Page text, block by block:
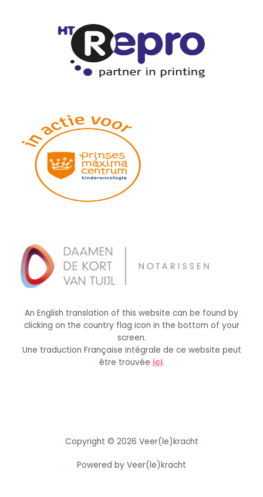
An English translation of this website can be found by
clicking on the country flag icon in the bottom of your
screen.
Une traduction Française intégrale de ce website peut
être trouvée ici.
Copyright © 2026 Veer(le)kracht
Powered by Veer(le)kracht